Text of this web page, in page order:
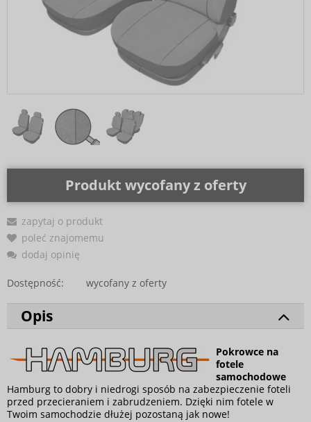
Produkt wycofany z oferty
zapytaj o produkt
poleć znajomemu
dodaj opinię
Dostępność: wycofany z oferty
Opis
Pokrowce na
fotele
samochodowe
Hamburg to dobry i niedrogi sposób na zabezpieczenie foteli
przed przecieraniem i zabrudzeniem. Dzięki nim fotele w
Twoim samochodzie dłużej pozostaną jak nowe!